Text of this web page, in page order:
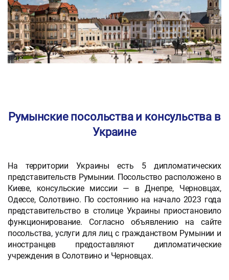
Румынские посольства и консульства в
Украине
На территории Украины есть 5 дипломатических
представительств Румынии. Посольство расположено в
Киеве, консульские миссии — в Днепре, Черновцах,
Одессе, Солотвино. По состоянию на начало 2023 года
представительство в столице Украины приостановило
функционирование. Согласно объявлению на сайте
посольства, услуги для лиц с гражданством Румынии и
иностранцев предоставляют дипломатические
учреждения в Солотвино и Черновцах.